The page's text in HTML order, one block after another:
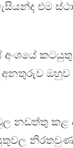
එම
කටයුතු
ඔහුව
නඩත්තු කළ